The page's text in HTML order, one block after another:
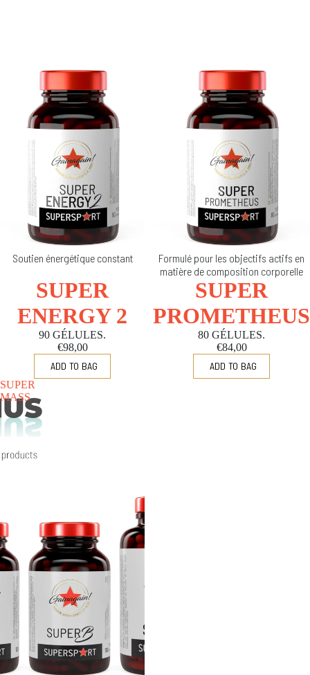
Soutien énergétique constant
SUPER
ENERGY 2
90 GÉLULES.
€98,00
Formulé pour les objectifs actifs en
matière de composition corporelle
SUPER
PROMETHEUS
80 GÉLULES.
€84,00
SUPER
MASS